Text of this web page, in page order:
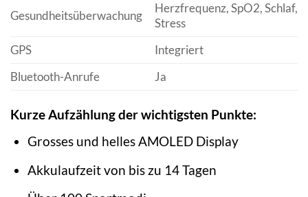
Gesundheitsüberwachung
Herzfrequenz, SpO2, Schlaf,
Stress
GPS
Integriert
Bluetooth-Anrufe
Ja
Kurze Aufzählung der wichtigsten Punkte:
Grosses und helles AMOLED Display
Akkulaufzeit von bis zu 14 Tagen